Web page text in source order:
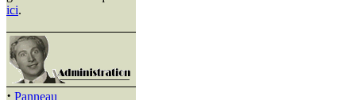
ici.
· Panneau